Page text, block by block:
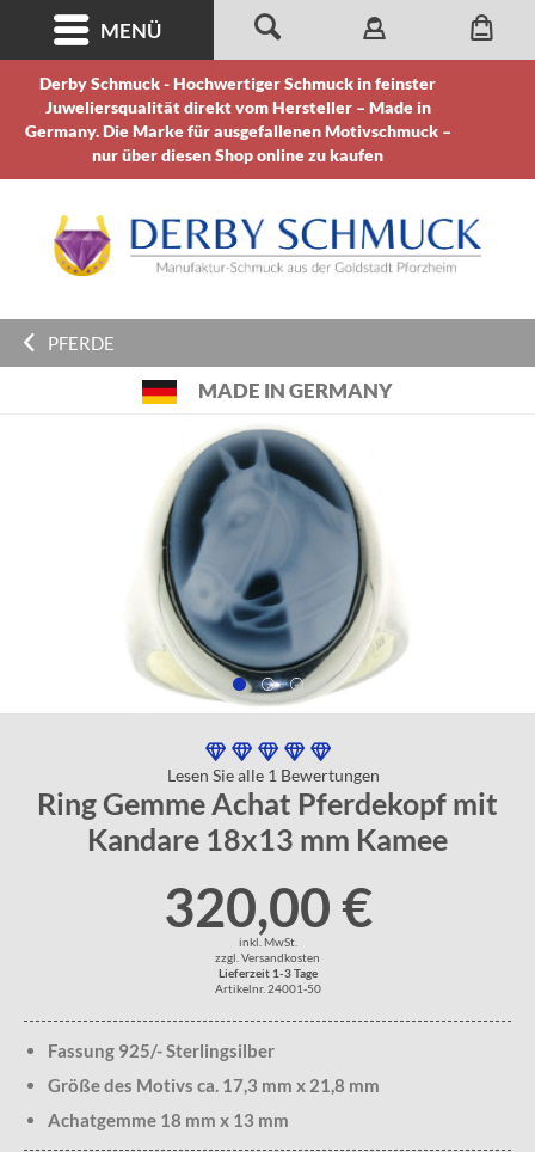
Derby Schmuck - Hochwertiger Schmuck in feinster
Juweliersqualität direkt vom Hersteller – Made in
Germany. Die Marke für ausgefallenen Motivschmuck –
nur über diesen Shop online zu kaufen
MENÜ
PFERDE
MADE IN GERMANY
Lesen Sie alle 1 Bewertungen
Ring Gemme Achat Pferdekopf mit
Kandare 18x13 mm Kamee
320,00 €
inkl. MwSt.
zzgl. Versandkosten
Lieferzeit 1-3 Tage
Artikelnr. 24001-50
Fassung 925/- Sterlingsilber
Größe des Motivs ca. 17,3 mm x 21,8 mm
Achatgemme 18 mm x 13 mm